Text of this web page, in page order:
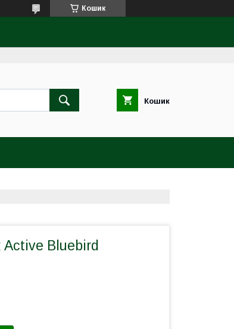
Кошик
Кошик
Active Bluebird